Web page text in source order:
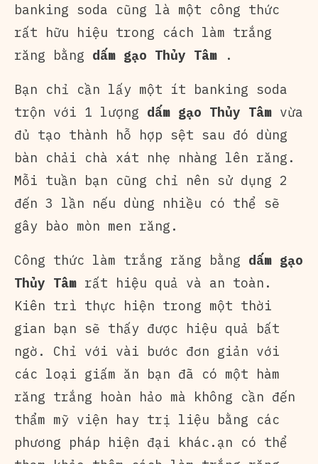
banking soda cũng là một công thức
rất hữu hiệu trong cách làm trắng
răng bằng dấm gạo Thủy Tâm .
Bạn chỉ cần lấy một ít banking soda
trộn với 1 lượng dấm gạo Thủy Tâm vừa
đủ tạo thành hỗ hợp sệt sau đó dùng
bàn chải chà xát nhẹ nhàng lên răng.
Mỗi tuần bạn cũng chỉ nên sử dụng 2
đến 3 lần nếu dùng nhiều có thể sẽ
gây bào mòn men răng.
Công thức làm trắng răng bằng dấm gạo
Thủy Tâm rất hiệu quả và an toàn.
Kiên trì thực hiện trong một thời
gian bạn sẽ thấy được hiệu quả bất
ngờ. Chỉ với vài bước đơn giản với
các loại giấm ăn bạn đã có một hàm
răng trắng hoàn hảo mà không cần đến
thẩm mỹ viện hay trị liệu bằng các
phương pháp hiện đại khác.ạn có thể